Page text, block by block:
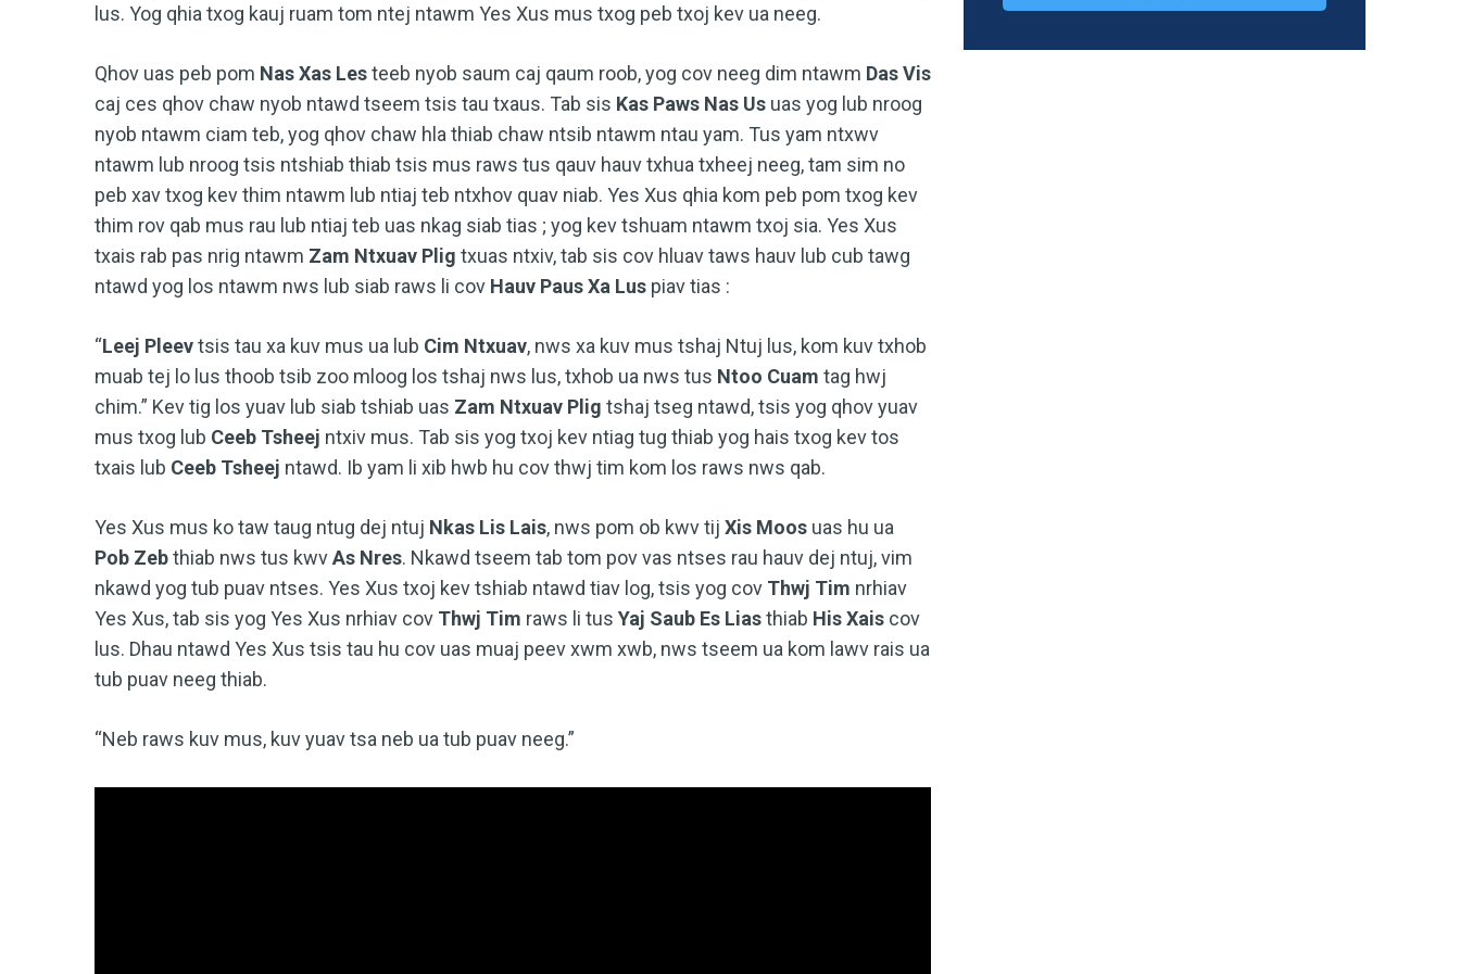
lus. Yog qhia txog kauj ruam tom ntej ntawm Yes Xus mus txog peb txoj kev ua neeg.
Qhov uas peb pom Nas Xas Lesteeb nyob saum caj qaum roob, yog cov neeg dim ntawm Das Vis
caj ces qhov chaw nyob ntawd tseem tsis tau txaus. Tab sis Kas Paws Nas Us uas yog lub nroog
nyob ntawm ciam teb, yog qhov chaw hla thiab chaw ntsib ntawm ntau yam. Tus yam ntxwv
ntawm lub nroog tsis ntshiab thiab tsis mus raws tus qauv hauv txhua txheej neeg, tam sim no
peb xav txog kev thim ntawm lub ntiaj teb ntxhov quav niab. Yes Xus qhia kom peb pom txog kev
thim rov qab mus rau lub ntiaj teb uas nkag siab tias ; yog kev tshuam ntawm txoj sia. Yes Xus
txais rab pas nrig ntawm Zam Ntxuav Plig txuas ntxiv, tab sis cov hluav taws hauv lub cub tawg
ntawd yog los ntawm nws lub siab raws li cov Hauv Paus Xa Lus piav tias :
“Leej Pleevtsis tau xa kuv mus ua lub Cim Ntxuav, nws xa kuv mus tshaj Ntuj lus, kom kuv txhob
muab tej lo lus thoob tsib zoo mloog los tshaj nws lus, txhob ua nws tus Ntoo Cuam tag hwj
chim.” Kev tig los yuav lub siab tshiab uas Zam Ntxuav Plig tshaj tseg ntawd, tsis yog qhov yuav
mus txog lub Ceeb Tsheej ntxiv mus. Tab sis yog txoj kev ntiag tug thiab yog hais txog kev tos
txais lub Ceeb Tsheej ntawd. Ib yam li xib hwb hu cov thwj tim kom los raws nws qab.
Yes Xus mus ko taw taug ntug dej ntuj Nkas Lis Lais, nws pom ob kwv tij Xis Moos uas hu ua
Pob Zebthiab nws tus kwvAs Nres. Nkawd tseem tab tom pov vas ntses rau hauv dej ntuj, vim
nkawd yog tub puav ntses. Yes Xus txoj kev tshiab ntawd tiav log, tsis yog cov Thwj Tim nrhiav
Yes Xus, tab sis yog Yes Xus nrhiav cov Thwj Tim raws li tus Yaj Saub Es Liasthiab His Xais cov
lus. Dhau ntawd Yes Xus tsis tau hu cov uas muaj peev xwm xwb, nws tseem ua kom lawv rais ua
tub puav neeg thiab.
“Neb raws kuv mus, kuv yuav tsa neb ua tub puav neeg.”